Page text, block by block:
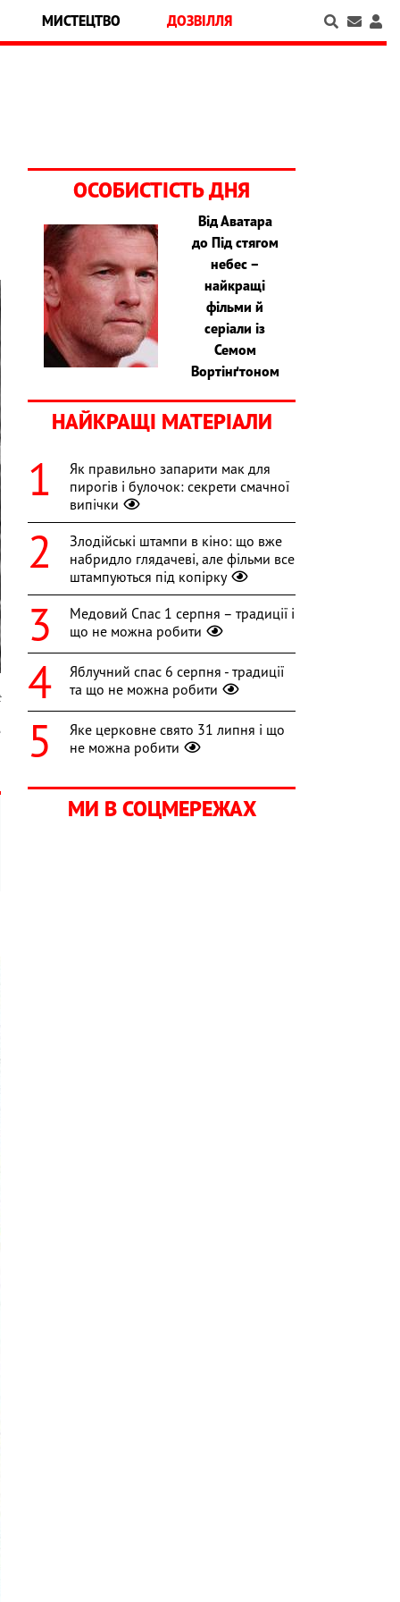
МИСТЕЦТВО ДОЗВІЛЛЯ
ОСОБИСТІСТЬ ДНЯ
Від Аватара
до Під стягом
небес –
найкращі
фільми й
серіали із
Семом
Вортінґтоном
НАЙКРАЩІ МАТЕРІАЛИ
Як правильно запарити мак для
пирогів і булочок: секрети смачної
випічки
Злодійські штампи в кіно: що вже
набридло глядачеві, але фільми все
штампуються під копірку
Медовий Спас 1 серпня – традиції і
що не можна робити
Яблучний спас 6 серпня - традиції
та що не можна робити
Яке церковне свято 31 липня і що
не можна робити
МИ В СОЦМЕРЕЖАХ